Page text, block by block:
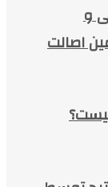
و
اصالت